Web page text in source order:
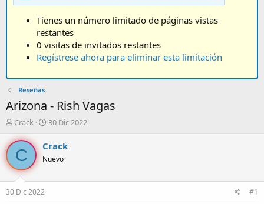
Tienes un número limitado de páginas vistas
restantes
0 visitas de invitados restantes
Regístrese ahora para eliminar esta limitación
Reseñas
Arizona - Rish Vagas
A
t
o
d
e
l
Crack
F
c
a
e
30 Dic 2022
C Crack
Nuevo
30 Dic 2022 #1